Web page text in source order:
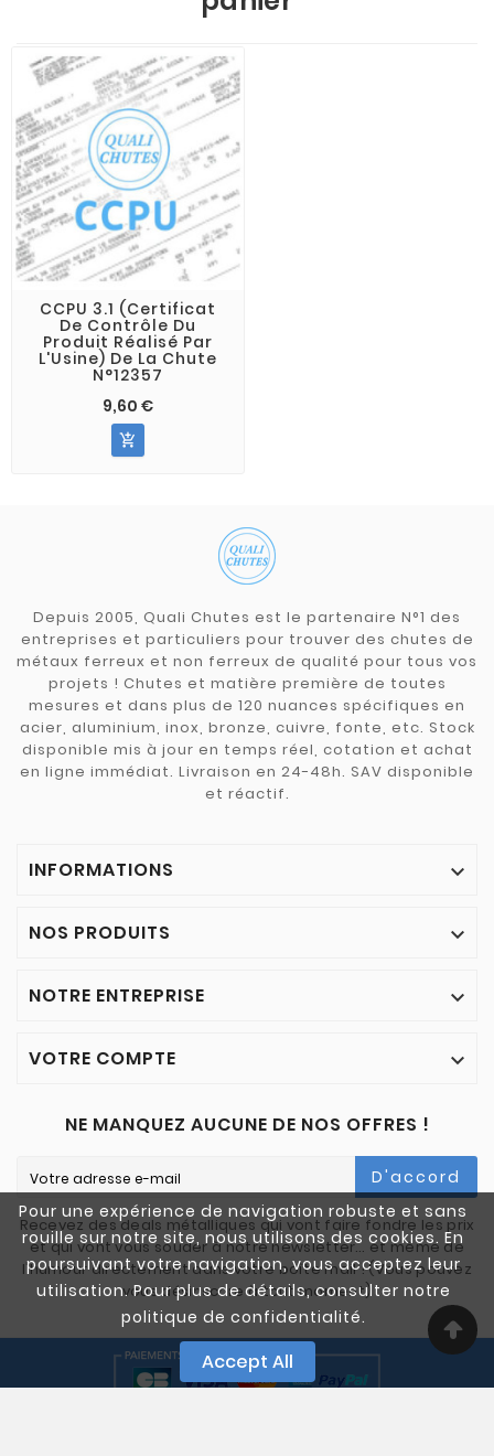
Pour une expérience de navigation robuste et sans
rouille sur notre site, nous utilisons des cookies. En
poursuivant votre navigation, vous acceptez leur
utilisation. Pour plus de détails, consulter notre
politique de confidentialité.
Accept All
CCPU 3.1 (Certificat
De Contrôle Du
Produit Réalisé Par
L'Usine) De La Chute
N°12357
9,60 €

Depuis 2005, Quali Chutes est le partenaire N°1 des
entreprises et particuliers pour trouver des chutes de
métaux ferreux et non ferreux de qualité pour tous vos
projets ! Chutes et matière première de toutes
mesures et dans plus de 120 nuances spécifiques en
acier, aluminium, inox, bronze, cuivre, fonte, etc. Stock
disponible mis à jour en temps réel, cotation et achat
en ligne immédiat. Livraison en 24-48h. SAV disponible
et réactif.
INFORMATIONS 
NOS PRODUITS 
NOTRE ENTREPRISE 
VOTRE COMPTE 
NE MANQUEZ AUCUNE DE NOS OFFRES !
D'accord
Recevez des deals métalliques qui vont faire fondre les prix
et qui vont vous souder à notre newsletter… et même de
l'humour directement dans votre boîte mail ! (Vous pouvez
vous désinscrire à tout moment)